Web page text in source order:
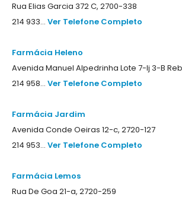
Rua Elias Garcia 372 C, 2700-338
214 933... Ver Telefone Completo
Farmácia Heleno
Avenida Manuel Alpedrinha Lote 7-lj 3-B
214 958... Ver Telefone Completo
Farmácia Jardim
Avenida Conde Oeiras 12-c, 2720-127
214 953... Ver Telefone Completo
Farmácia Lemos
Rua De Goa 21-a, 2720-259